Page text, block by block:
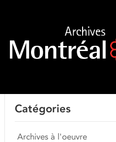
Catégories
Archives à l'oeuvre